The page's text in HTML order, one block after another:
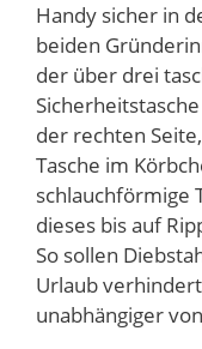
Handy sicher in
beiden
der über drei
der rechten
Tasche im
schlauchförmige
dieses bis auf
So sollen
Urlaub
unabhängiger